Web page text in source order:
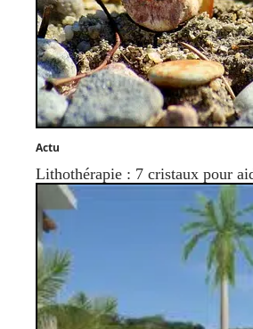
Actu
Lithothérapie : 7 cristaux pour